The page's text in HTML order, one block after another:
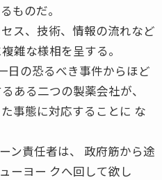
ものだ。
ス、技術、情報の流れなど
雑な様相を呈する。
日の恐るべき事件からほど
ある二つの製薬会社が、
事態に対応することに な
ン責任者は、 政府筋から途
ーヨー クへ回して欲し